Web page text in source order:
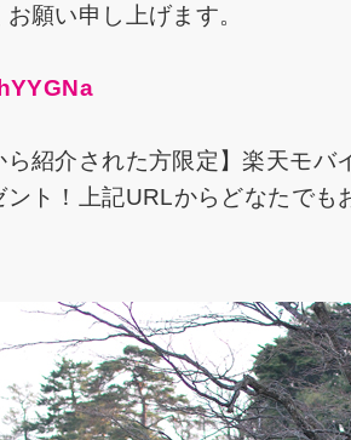
願い申し上げます。
ら紹介された方限定】楽天モ
ト！上記URLからどなたでも